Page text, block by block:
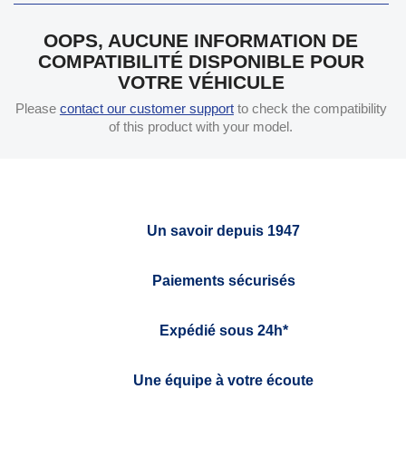
OOPS, AUCUNE INFORMATION DE
COMPATIBILITÉ DISPONIBLE POUR
VOTRE VÉHICULE
Please contact our customer supportto check the compatibility
of this product with your model.
Un savoir depuis 1947
Paiements sécurisés
Expédié sous 24h*
Une équipe à votre écoute